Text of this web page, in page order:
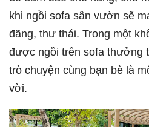
khi ngồi sofa sân vườn sẽ
đãng, thư thái. Trong một
được ngồi trên sofa thưởng
trò chuyện cùng bạn bè là
vời.